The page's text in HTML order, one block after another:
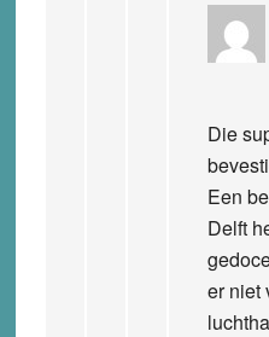
Die
Een
Delft
er niet